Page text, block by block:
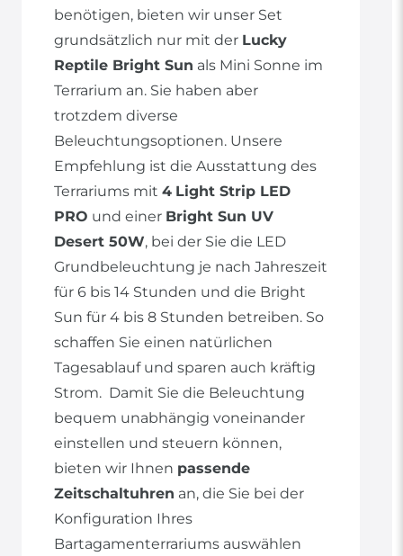
benötigen, bieten wir unser Set
grundsätzlich nur mit der Lucky
Reptile Bright Sun als Mini Sonne im
Terrarium an. Sie haben aber
trotzdem diverse
Beleuchtungsoptionen. Unsere
Empfehlung ist die Ausstattung des
Terrariums mit 4 Light Strip LED
PRO und einer Bright Sun UV
Desert 50W, bei der Sie die LED
Grundbeleuchtung je nach Jahreszeit
für 6 bis 14 Stunden und die Bright
Sun für 4 bis 8 Stunden betreiben. So
schaffen Sie einen natürlichen
Tagesablauf und sparen auch kräftig
Strom. Damit Sie die Beleuchtung
bequem unabhängig voneinander
einstellen und steuern können,
bieten wir Ihnen passende
Zeitschaltuhren an, die Sie bei der
Konfiguration Ihres
Bartagamenterrariums auswählen